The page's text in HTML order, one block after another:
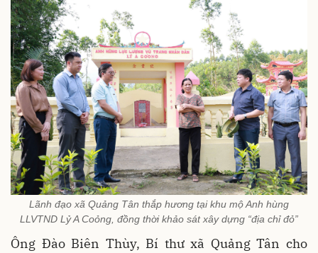
Lãnh đạo xã Quảng Tân thắp hương tại khu mộ Anh hùng
LLVTND Lỷ A Coỏng, đồng thời khảo sát xây dựng “địa chỉ đỏ”
Ông Đào Biên Thùy, Bí thư xã Quảng Tân cho